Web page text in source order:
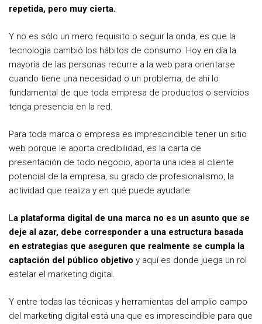
t
repetida, pero muy cierta.
Y no es sólo un mero requisito o seguir la onda, es que la
tecnología cambió los hábitos de consumo. Hoy en día la
mayoría de las personas recurre a la web para orientarse
cuando tiene una necesidad o un problema, de ahí lo
fundamental de que toda empresa de productos o servicios
tenga presencia en la red.
Para toda marca o empresa es imprescindible tener un sitio
web porque le aporta credibilidad, es la carta de
presentación de todo negocio, aporta una idea al cliente
potencial de la empresa, su grado de profesionalismo, la
actividad que realiza y en qué puede ayudarle.
La plataforma digital de una marca no es un asunto que se
deje al azar, debe corresponder a una estructura basada
en estrategias que aseguren que realmente se cumpla la
captación del público objetivo y aquí es donde juega un rol
estelar el marketing digital.
Y entre todas las técnicas y herramientas del amplio campo
del marketing digital está una que es imprescindible para que